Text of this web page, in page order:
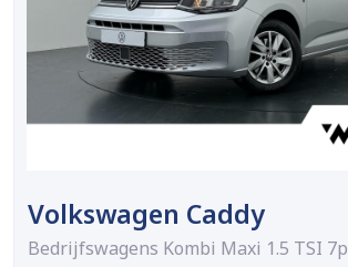
Volkswagen Caddy
Bedrijfswagens Kombi Maxi 1.5 TSI 7p